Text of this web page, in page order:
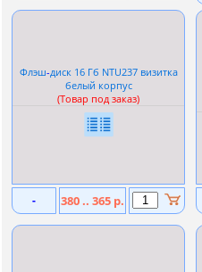
Флэш-диск 16 Гб NTU237 визитка
белый корпус
(Товар под заказ)
- 380 .. 365 р.